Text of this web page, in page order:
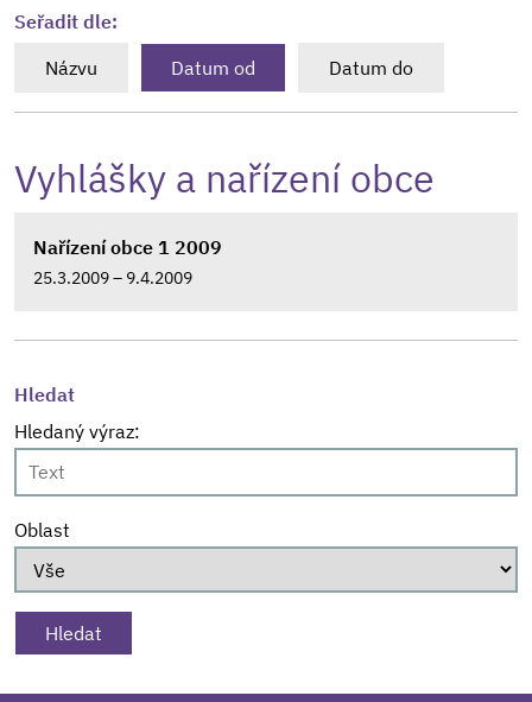
Seřadit dle:
Názvu
Datum od Datum do
Vyhlášky a nařízení obce
Nařízení obce 1 2009
25.3.2009 – 9.4.2009
Hledat
Hledaný výraz:
Oblast